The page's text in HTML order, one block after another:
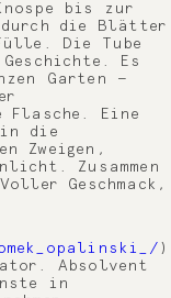
bis zur
die Blätter
Die Tube
Es
Garten —
Eine
in die
Zweigen,
Zusammen
Geschmack,
)
Absolvent
in